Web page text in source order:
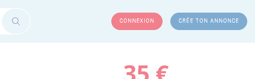
RECHERCHER CONNEXION CRÉE TON ANNONCE